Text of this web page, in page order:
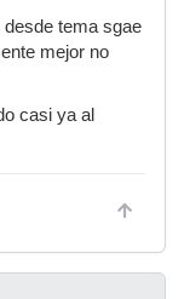
desde tema sgae
mejor no
casi ya al